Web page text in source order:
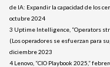
de IA: Expandir la capacidad de los
octubre 2024
3 Uptime Intelligence, “Operators
(Los operadores se esfuerzan para
diciembre 2023
4 Lenovo, “CIO Playbook 2025,”